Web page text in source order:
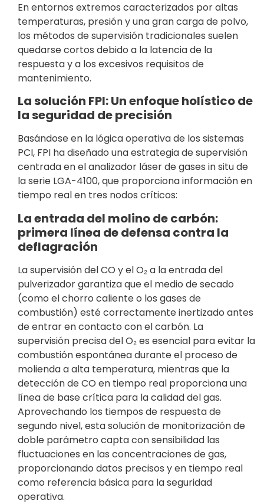
En entornos extremos caracterizados por altas
temperaturas, presión y una gran carga de polvo,
los métodos de supervisión tradicionales suelen
quedarse cortos debido a la latencia de la
respuesta y a los excesivos requisitos de
mantenimiento.
La solución FPI: Un enfoque holístico de
la seguridad de precisión
Basándose en la lógica operativa de los sistemas
PCI, FPI ha diseñado una estrategia de supervisión
centrada en el analizador láser de gases in situ de
la serie LGA-4100, que proporciona información en
tiempo real en tres nodos críticos:
La entrada del molino de carbón:
primera línea de defensa contra la
deflagración
La supervisión del CO y el O₂ a la entrada del
pulverizador garantiza que el medio de secado
(como el chorro caliente o los gases de
combustión) esté correctamente inertizado antes
de entrar en contacto con el carbón. La
supervisión precisa del O₂ es esencial para evitar la
combustión espontánea durante el proceso de
molienda a alta temperatura, mientras que la
detección de CO en tiempo real proporciona una
línea de base crítica para la calidad del gas.
Aprovechando los tiempos de respuesta de
segundo nivel, esta solución de monitorización de
doble parámetro capta con sensibilidad las
fluctuaciones en las concentraciones de gas,
proporcionando datos precisos y en tiempo real
como referencia básica para la seguridad
operativa.